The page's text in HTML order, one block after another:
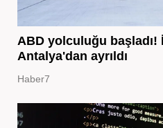
ABD yolculuğu başladı!
Antalya'dan ayrıldı
Haber7